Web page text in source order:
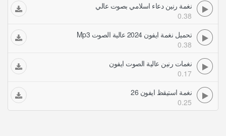
نغمة رنين دعاء اسلامي بصوت عالي
0.38
تحميل نغمة ايفون 2024 عالية الصوت Mp3
0.38
نغمات رنين عالية الصوت ايفون
0.17
نغمة استيقظ ايفون 26
0.25